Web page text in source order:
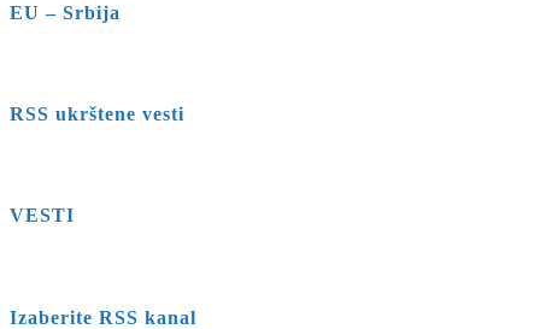
EU – Srbija
RSS ukrštene vesti
VESTI
Izaberite RSS kanal